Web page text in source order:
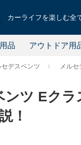
カーライフを楽しむ全
品 アウトドア用
セデスベンツ メル
ンツ Eク
！